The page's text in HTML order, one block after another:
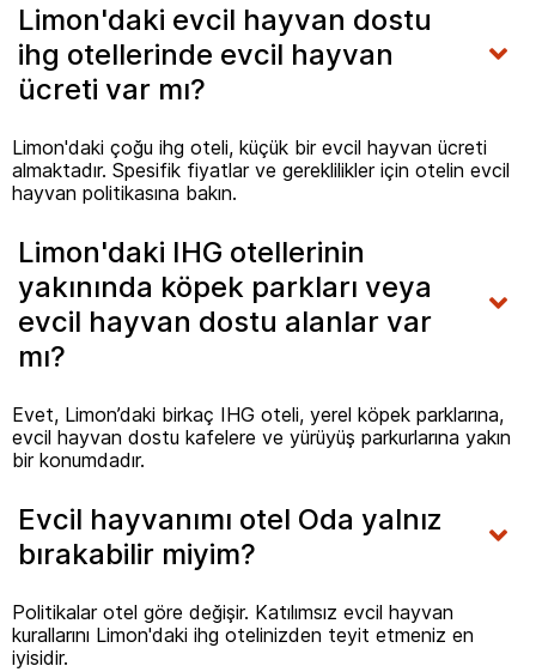
Limon'daki evcil hayvan dostu
ihg otellerinde evcil hayvan
ücreti var mı?
Limon'daki çoğu ihg oteli, küçük bir evcil hayvan ücreti
almaktadır. Spesifik fiyatlar ve gereklilikler için otelin evcil
hayvan politikasına bakın.
Limon'daki IHG otellerinin
yakınında köpek parkları veya
evcil hayvan dostu alanlar var
mı?
Evet, Limon’daki birkaç IHG oteli, yerel köpek parklarına,
evcil hayvan dostu kafelere ve yürüyüş parkurlarına yakın
bir konumdadır.
Evcil hayvanımı otel Oda yalnız
bırakabilir miyim?
Politikalar otel göre değişir. Katılımsız evcil hayvan
kurallarını Limon'daki ihg otelinizden teyit etmeniz en
iyisidir.